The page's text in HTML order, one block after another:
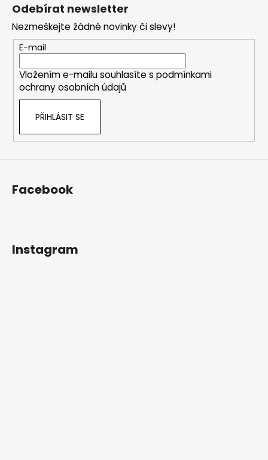
Odebírat newsletter
Nezmeškejte žádné novinky či slevy!
E-mail
Vložením e-mailu souhlasíte s podmínkami
ochrany osobních údajů
PŘIHLÁSIT SE
Facebook
Instagram